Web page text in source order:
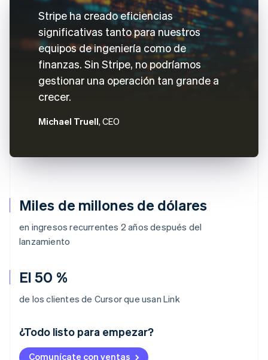
Miles de millones de dólares
en ingresos recurrentes 2 años después del
lanzamiento
El 50 %
de los clientes de Cursor que usan Link
¿Todo listo para empezar?
Comunícate con ventas
Stripe ha creado eficiencias
significativas tanto para nuestros
equipos de ingeniería como de
finanzas. Sin Stripe, no podríamos
gestionar una operación tan grande a
crecer.
Michael Truell, CEO
Alemania
DeutschEnglish